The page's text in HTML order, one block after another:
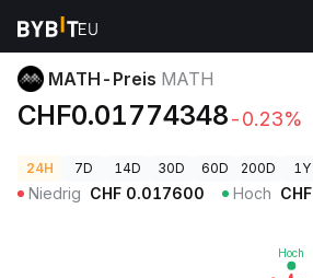
Krypto-Preise
MATH-Preis MATH
CHF0.01774348-0.23%
24H 7D 14D 30D 60D 200D 1Y
Niedrig CHF 0.017600 Hoch CHF